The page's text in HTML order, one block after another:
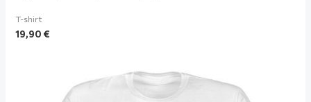
T-shirt
19,90€